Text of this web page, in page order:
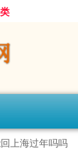
上海过年吗吗